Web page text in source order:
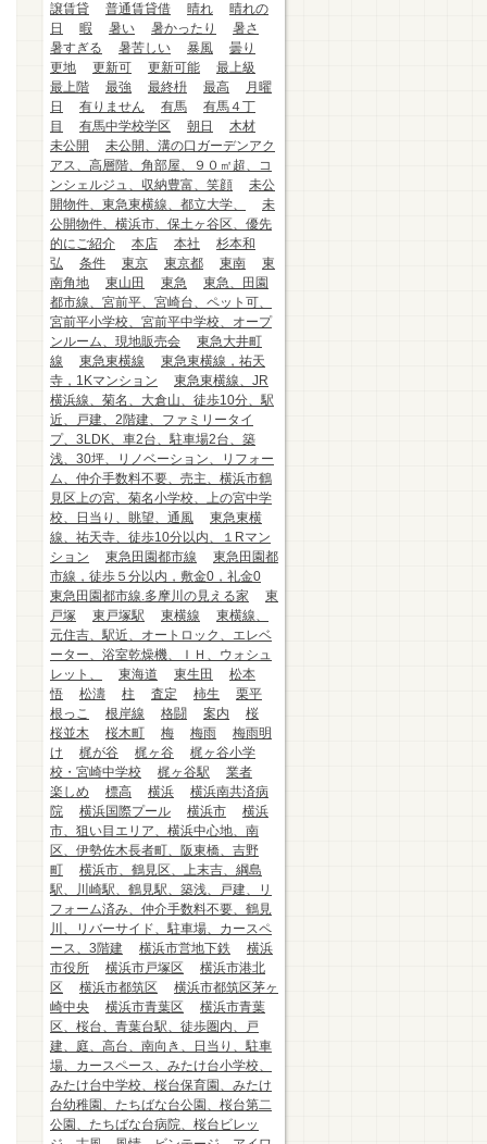
譲賃貸
普通賃貸借 晴れ
晴れの
日
暇 暑い 暑かったり
暑さ
暑すぎる
暑苦しい 暴風
曇り
更地
更新可 更新可能
最上級
最上階
最強 最終枡 最高
月曜
日
有りません 有馬
有馬４丁
目
有馬中学校学区 朝日
木材
未公開
未公開、溝の口ガーデンアク
アス、高層階、角部屋、９０㎡超、コ
ンシェルジュ、収納豊富、笑顔
未公
開物件、東急東横線、都立大学、
未
公開物件、横浜市、保土ヶ谷区、優先
的にご紹介
本店 本社
杉本和
弘
条件 東京 東京都 東南
東
南角地
東山田 東急
東急、田園
都市線、宮前平、宮崎台、ペット可、
宮前平小学校、宮前平中学校、オープ
ンルーム、現地販売会
東急大井町
線
東急東横線
東急東横線，祐天
寺，1Kマンション
東急東横線、JR
横浜線、菊名、大倉山、徒歩10分、駅
近、戸建、2階建、ファミリータイ
プ、3LDK、車2台、駐車場2台、築
浅、30坪、リノベーション、リフォー
ム、仲介手数料不要、売主、横浜市鶴
見区上の宮、菊名小学校、上の宮中学
校、日当り、眺望、通風
東急東横
線、祐天寺、徒歩10分以内、１Rマン
ション
東急田園都市線
東急田園都
市線，徒歩５分以内，敷金0，礼金0
東急田園都市線.多摩川の見える家
東
戸塚
東戸塚駅 東横線
東横線、
元住吉、駅近、オートロック、エレベ
ーター、浴室乾燥機、ＩＨ、ウォシュ
レット、
東海道 東生田
松本
悟
松濤 柱 査定 柿生
栗平
根っこ
根岸線 格闘 案内
桜
桜並木
桜木町 梅 梅雨
梅雨明
け
梶が谷 梶ヶ谷
梶ヶ谷小学
校・宮崎中学校
梶ヶ谷駅
業者
楽しめ
標高 横浜
横浜南共済病
院
横浜国際プール 横浜市
横浜
市、狙い目エリア、横浜中心地、南
区、伊勢佐木長者町、阪東橋、吉野
町
横浜市、鶴見区、上末吉、綱島
駅、川崎駅、鶴見駅、築浅、戸建、リ
フォーム済み、仲介手数料不要、鶴見
川、リバーサイド、駐車場、カースペ
ース、3階建
横浜市営地下鉄
横浜
市役所
横浜市戸塚区
横浜市港北
区
横浜市都筑区
横浜市都筑区茅ヶ
崎中央
横浜市青葉区
横浜市青葉
区、桜台、青葉台駅、徒歩圏内、戸
建、庭、高台、南向き、日当り、駐車
場、カースペース、みたけ台小学校、
みたけ台中学校、桜台保育園、みたけ
台幼稚園、たちばな台公園、桜台第二
公園、たちばな台病院、桜台ビレッ